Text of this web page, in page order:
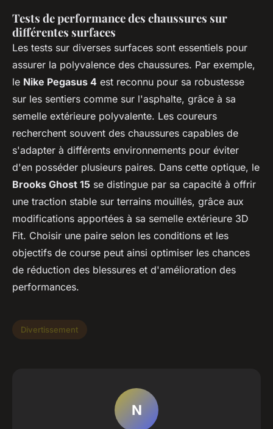
Tests de performance des chaussures sur
différentes surfaces
Les tests sur diverses surfaces sont essentiels pour
assurer la polyvalence des chaussures. Par exemple,
le Nike Pegasus 4 est reconnu pour sa robustesse
sur les sentiers comme sur l'asphalte, grâce à sa
semelle extérieure polyvalente. Les coureurs
recherchent souvent des chaussures capables de
s'adapter à différents environnements pour éviter
d'en posséder plusieurs paires. Dans cette optique, le
Brooks Ghost 15 se distingue par sa capacité à offrir
une traction stable sur terrains mouillés, grâce aux
modifications apportées à sa semelle extérieure 3D
Fit. Choisir une paire selon les conditions et les
objectifs de course peut ainsi optimiser les chances
de réduction des blessures et d'amélioration des
performances.
Divertissement
N